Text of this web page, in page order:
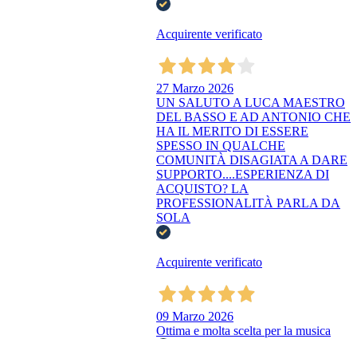
Acquirente verificato
27 Marzo 2026
UN SALUTO A LUCA MAESTRO
DEL BASSO E AD ANTONIO CHE
HA IL MERITO DI ESSERE
SPESSO IN QUALCHE
COMUNITÀ DISAGIATA A DARE
SUPPORTO....ESPERIENZA DI
ACQUISTO? LA
PROFESSIONALITÀ PARLA DA
SOLA
Acquirente verificato
09 Marzo 2026
Ottima e molta scelta per la musica